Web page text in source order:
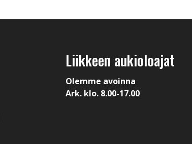
Liikkeen aukioloajat
Olemme avoinna
Ark. klo. 8.00-17.00